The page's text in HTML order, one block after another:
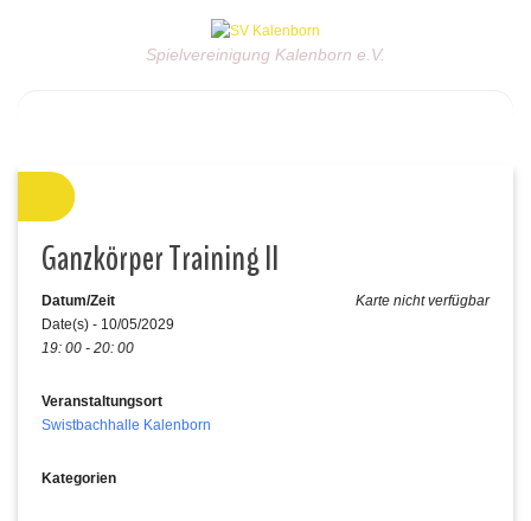
Spielvereinigung Kalenborn e.V.
Ganzkörper Training II
Karte nicht verfügbar
Datum/Zeit
Date(s) - 10/05/2029
19: 00 - 20: 00
Veranstaltungsort
Swistbachhalle Kalenborn
Kategorien